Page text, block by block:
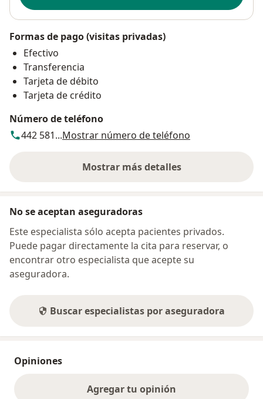
Formas de pago (visitas privadas)
Efectivo
Transferencia
Tarjeta de débito
Tarjeta de crédito
Número de teléfono
442 581...Mostrar número de teléfono
Mostrar más detalles
sobre la dirección
No se aceptan aseguradoras
Este especialista sólo acepta pacientes privados.
Puede pagar directamente la cita para reservar, o
encontrar otro especialista que acepte su
aseguradora.
Buscar especialistas por aseguradora
Opiniones
Agregar tu opinión